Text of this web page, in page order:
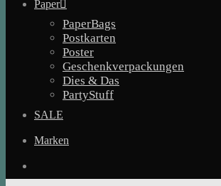
Paper
PaperBags
Postkarten
Poster
Geschenkverpackungen
Dies & Das
PartyStuff
SALE
Marken